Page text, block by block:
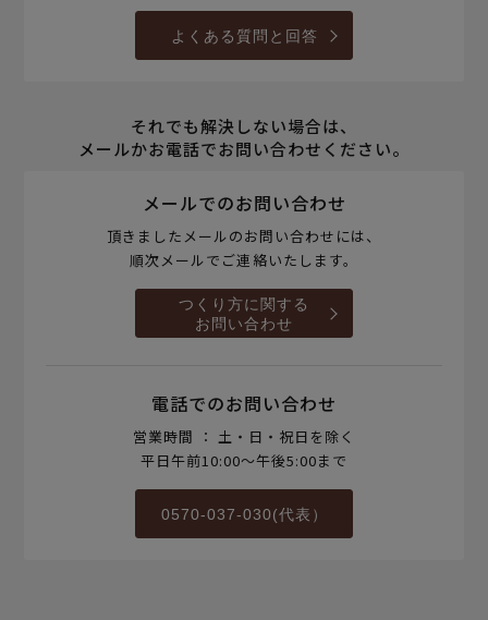
よくある質問と回答
それでも解決しない場合は、
メールかお電話でお問い合わせください。
メールでのお問い合わせ
頂きましたメールのお問い合わせには、
順次メールでご連絡いたします。
つくり方に関する
お問い合わせ
電話でのお問い合わせ
営業時間 ： 土・日・祝日を除く
平日午前10:00～午後5:00まで
0570-037-030(代表）